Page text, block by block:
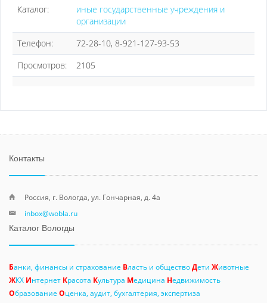
Каталог:
иные государственные учреждения и
организации
Телефон:
72-28-10, 8-921-127-93-53
Просмотров:
2105
Контакты
Россия, г. Вологда, ул. Гончарная, д. 4а
inbox@wobla.ru
Каталог Вологды
Банки, финансы и страхование Власть и обществоДети Животные
ЖКХ Интернет Красота Культура Медицина Недвижимость
Образование Оценка, аудит, бухгалтерия, экспертиза